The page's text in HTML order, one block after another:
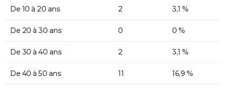
De 10 à 20 ans 2 3,1 %
De 20 à 30 ans 0 0 %
De 30 à 40 ans 2 3,1 %
De 40 à 50 ans 11 16,9 %